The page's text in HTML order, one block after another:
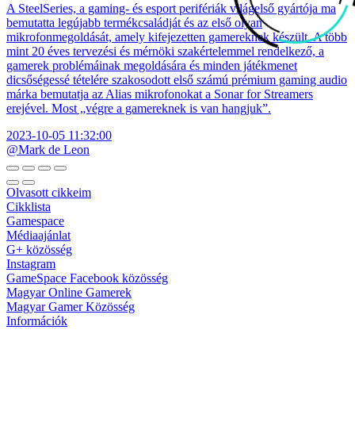
A SteelSeries, a gaming- és esport perifériák világelső gyártója ma
bemutatta legújabb termékcsaládját és az első olyan
mikrofonmegoldását, amely kifejezetten gamereknek készült. A több
mint 20 éves tervezési és mérnöki szakértelemmel rendelkező, a
gamerek problémáinak megoldására és minden játékmenet
dicsőségessé tételére szakosodott első számú prémium gaming audio
márka bemutatja az Alias mikrofonokat a Sonar for Streamers
erejével. Most „végre a gamereknek is van hangjuk”.
2023-10-05 11:32:00
@Mark de Leon
Olvasott cikkeim
Cikklista
Gamespace
Médiaajánlat
G+ közösség
Instagram
GameSpace Facebook közösség
Magyar Online Gamerek
Magyar Gamer Közösség
Információk